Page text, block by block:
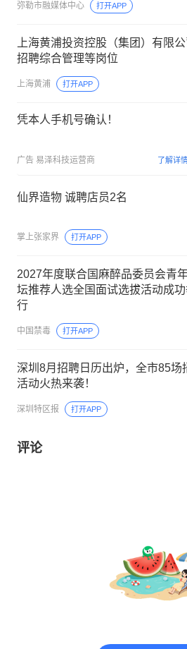
弥勒市融媒体中心 打开APP
上海黄浦投资控股（集团）有限公
招聘综合管理等岗位
上海黄浦 打开APP
凭本人手机号确认！
广告 易泽科技运营商 了解详
仙界造物 诚聘店员2名
掌上张家界 打开APP
2027年度联合国麻醉品委员会青
坛推荐人选全国面试选拔活动成
行
中国禁毒 打开APP
深圳8月招聘日历出炉，全市85场
活动火热来袭！
深圳特区报 打开APP
评论